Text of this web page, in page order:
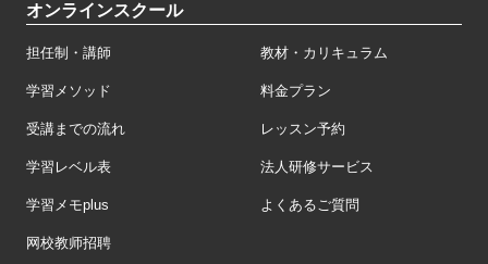
オンラインスクール
担任制・講師 教材・カリキュラム
学習メソッド 料金プラン
受講までの流れ レッスン予約
学習レベル表 法人研修サービス
学習メモplus よくあるご質問
网校教师招聘